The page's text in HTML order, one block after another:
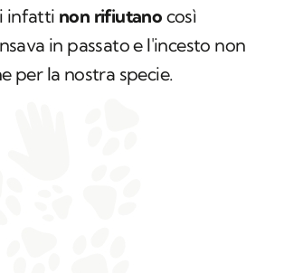
infatti non rifiutano così
in passato e l'incesto non
per la nostra specie.